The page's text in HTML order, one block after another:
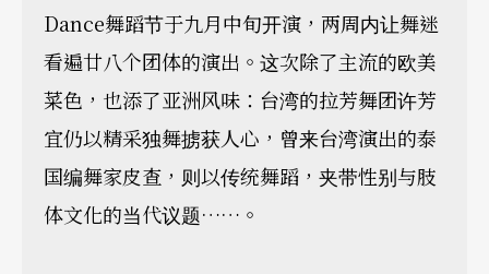
Dance舞蹈节于九月中旬开演，两周内让舞迷
看遍廿八个团体的演出。这次除了主流的欧美
菜色，也添了亚洲风味：台湾的拉芳舞团许芳
宜仍以精采独舞掳获人心，曾来台湾演出的泰
国编舞家皮查，则以传统舞蹈，夹带性别与肢
体文化的当代议题……。